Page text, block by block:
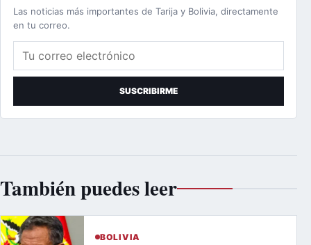
Las noticias más importantes de Tarija y Bolivia, directamente
en tu correo.
Correo electrónico
SUSCRIBIRME
También puedes leer
BOLIVIA